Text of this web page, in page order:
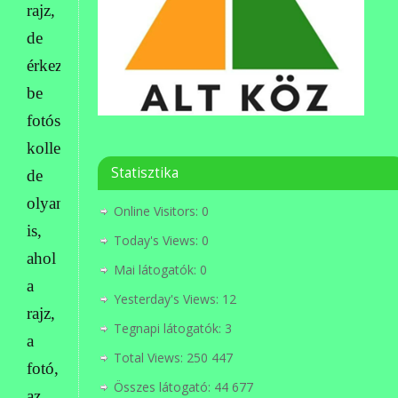
rajz,
de
érkezett
be
fotós
kollekció,
de
olyanok
is,
ahol
a
rajz,
a
fotó,
Statisztika
Online Visitors: 0
Today's Views: 0
Mai látogatók: 0
Yesterday's Views: 12
Tegnapi látogatók: 3
Total Views: 250 447
Összes látogató: 44 677